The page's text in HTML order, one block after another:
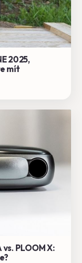
2025,
mít
PLOOM X: